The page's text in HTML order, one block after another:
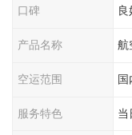
口碑 良
产品名称 航
空运范围 国
服务特色 当